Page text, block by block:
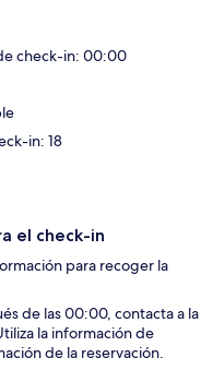
check-in: 00:00
in: 18
el check-in
para recoger la
de las 00:00, contacta a la
la información de
de la reservación.